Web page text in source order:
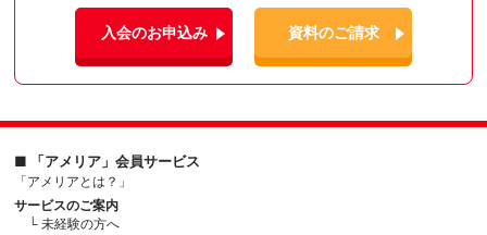
入会のお申込み 資料のご請求
■ 「アメリア」会員サービス
「アメリアとは？」
サービスのご案内
└ 未経験の方へ